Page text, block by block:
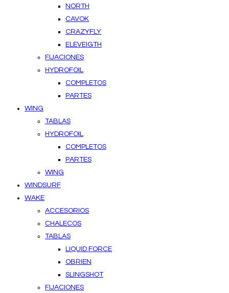
NORTH
CAVOK
CRAZYFLY
ELEVEIGTH
FIJACIONES
HYDROFOIL
COMPLETOS
PARTES
WING
TABLAS
HYDROFOIL
COMPLETOS
PARTES
WING
WINDSURF
WAKE
ACCESORIOS
CHALECOS
TABLAS
LIQUID FORCE
OBRIEN
SLINGSHOT
FIJACIONES